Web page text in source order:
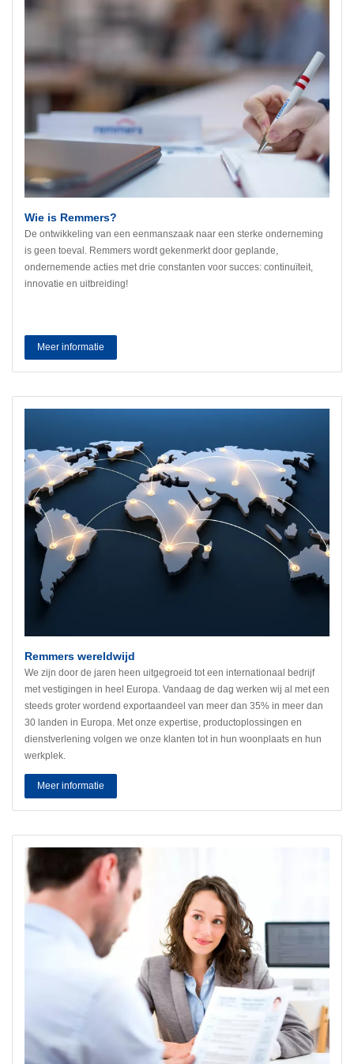
Wie is Remmers?
De ontwikkeling van een eenmanszaak naar een sterke onderneming
is geen toeval. Remmers wordt gekenmerkt door geplande,
ondernemende acties met drie constanten voor succes: continuïteit,
innovatie en uitbreiding!
Meer informatie
Remmers wereldwijd
We zijn door de jaren heen uitgegroeid tot een internationaal bedrijf
met vestigingen in heel Europa. Vandaag de dag werken wij al met een
steeds groter wordend exportaandeel van meer dan 35% in meer dan
30 landen in Europa. Met onze expertise, productoplossingen en
dienstverlening volgen we onze klanten tot in hun woonplaats en hun
werkplek.
Meer informatie